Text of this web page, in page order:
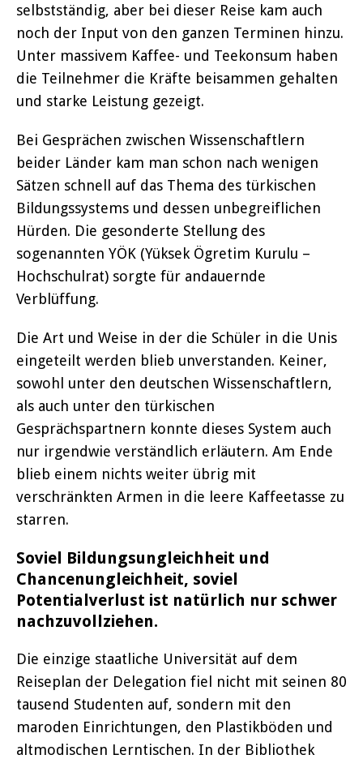
selbstständig, aber bei dieser Reise kam auch
noch der Input von den ganzen Terminen hinzu.
Unter massivem Kaffee- und Teekonsum haben
die Teilnehmer die Kräfte beisammen gehalten
und starke Leistung gezeigt.
Bei Gesprächen zwischen Wissenschaftlern
beider Länder kam man schon nach wenigen
Sätzen schnell auf das Thema des türkischen
Bildungssystems und dessen unbegreiflichen
Hürden. Die gesonderte Stellung des
sogenannten YÖK (Yüksek Ögretim Kurulu –
Hochschulrat) sorgte für andauernde
Verblüffung.
Die Art und Weise in der die Schüler in die Unis
eingeteilt werden blieb unverstanden. Keiner,
sowohl unter den deutschen Wissenschaftlern,
als auch unter den türkischen
Gesprächspartnern konnte dieses System auch
nur irgendwie verständlich erläutern. Am Ende
blieb einem nichts weiter übrig mit
verschränkten Armen in die leere Kaffeetasse zu
starren.
Soviel Bildungsungleichheit und
Chancenungleichheit, soviel
Potentialverlust ist natürlich nur schwer
nachzuvollziehen.
Die einzige staatliche Universität auf dem
Reiseplan der Delegation fiel nicht mit seinen 80
tausend Studenten auf, sondern mit den
maroden Einrichtungen, den Plastikböden und
altmodischen Lerntischen. In der Bibliothek